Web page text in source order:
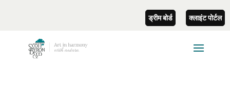
ड्रीम बोर्ड क्लाइंट पोर्टल